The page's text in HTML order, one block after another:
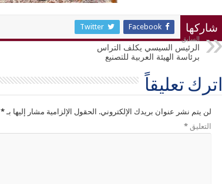
شاركها Facebook
Twitter
السابق
الرئيس السيسي يكلف التراس
برئاسة الهيئة العربية للتصنيع
اترك تعليقاً
لن يتم نشر عنوان بريدك الإلكتروني. الحقول الإلزامية مشار إليها بـ*
التعليق*